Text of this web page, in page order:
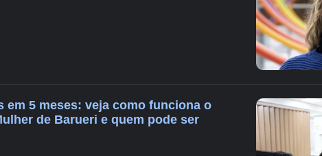
em 5 meses: veja como funciona o
de Barueri e quem pode ser